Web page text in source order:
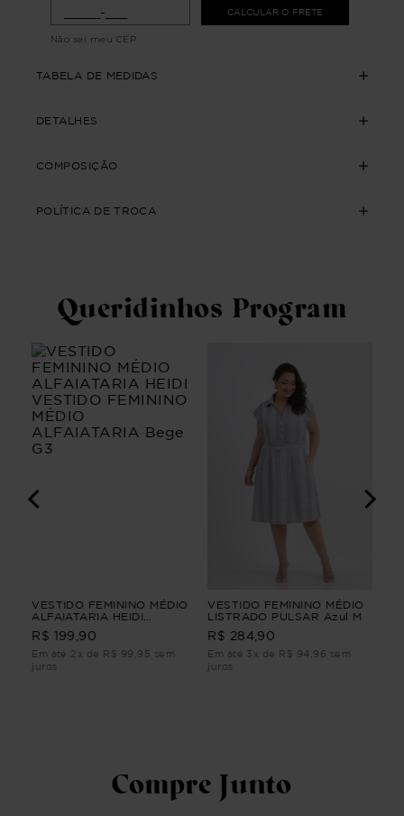
CALCULAR O FRETE
Não sei meu CEP
TABELA DE MEDIDAS
DETALHES
COMPOSIÇÃO
POLÍTICA DE TROCA
Queridinhos Program
VESTIDO FEMININO MÉDIO
ALFAIATARIA HEIDI
VESTIDO FEMININO MÉDIO
ALFAIATARIA Bege G3
R$ 199,90
Em até 2x de R$ 99,95 sem
juros
VESTIDO FEMININO MÉDIO
LISTRADO PULSAR Azul M
R$ 284,90
Em até 3x de R$ 94,96 sem
juros
Compre Junto